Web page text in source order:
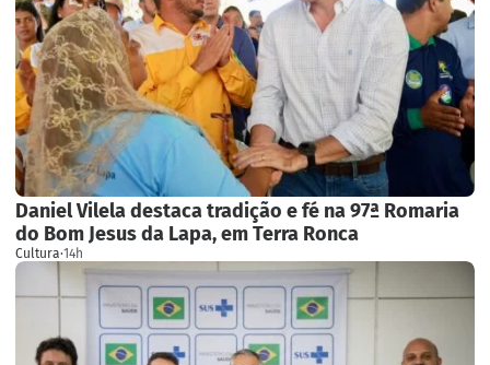
Daniel Vilela destaca tradição e fé na 97ª Romaria
do Bom Jesus da Lapa, em Terra Ronca
Cultura·14h